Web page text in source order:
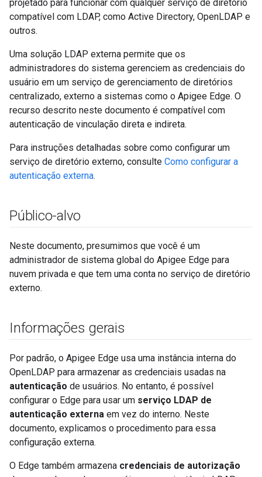
projetado para funcionar com qualquer serviço de diretório
compatível com LDAP, como Active Directory, OpenLDAP e
outros.
Uma solução LDAP externa permite que os
administradores do sistema gerenciem as credenciais do
usuário em um serviço de gerenciamento de diretórios
centralizado, externo a sistemas como o Apigee Edge. O
recurso descrito neste documento é compatível com
autenticação de vinculação direta e indireta.
Para instruções detalhadas sobre como configurar um
serviço de diretório externo, consulte Como configurar a
autenticação externa.
Público-alvo
Neste documento, presumimos que você é um
administrador de sistema global do Apigee Edge para
nuvem privada e que tem uma conta no serviço de diretório
externo.
Informações gerais
Por padrão, o Apigee Edge usa uma instância interna do
OpenLDAP para armazenar as credenciais usadas na
autenticação de usuários. No entanto, é possível
configurar o Edge para usar um serviço LDAP de
autenticação externa em vez do interno. Neste
documento, explicamos o procedimento para essa
configuração externa.
O Edge também armazena credenciais de autorização